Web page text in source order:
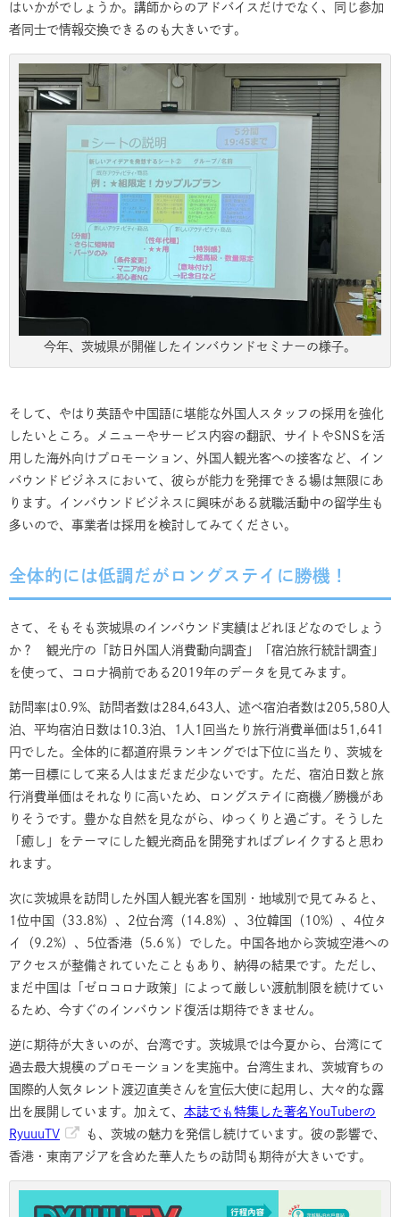
はいかがでしょうか。講師からのアドバイスだけでなく、同じ参加
者同士で情報交換できるのも大きいです。
今年、茨城県が開催したインバウンドセミナーの様子。
そして、やはり英語や中国語に堪能な外国人スタッフの採用を強化
したいところ。メニューやサービス内容の翻訳、サイトやSNSを活
用した海外向けプロモーション、外国人観光客への接客など、イン
バウンドビジネスにおいて、彼らが能力を発揮できる場は無限にあ
ります。インバウンドビジネスに興味がある就職活動中の留学生も
多いので、事業者は採用を検討してみてください。
全体的には低調だがロングステイに勝機！
さて、そもそも茨城県のインバウンド実績はどれほどなのでしょう
か？ 観光庁の「訪日外国人消費動向調査」「宿泊旅行統計調査」
を使って、コロナ禍前である2019年のデータを見てみます。
訪問率は0.9%、訪問者数は284,643人、述べ宿泊者数は205,580人
泊、平均宿泊日数は10.3泊、1人1回当たり旅行消費単価は51,641
円でした。全体的に都道府県ランキングでは下位に当たり、茨城を
第一目標にして来る人はまだまだ少ないです。ただ、宿泊日数と旅
行消費単価はそれなりに高いため、ロングステイに商機／勝機があ
りそうです。豊かな自然を見ながら、ゆっくりと過ごす。そうした
「癒し」をテーマにした観光商品を開発すればブレイクすると思わ
れます。
次に茨城県を訪問した外国人観光客を国別・地域別で見てみると、
1位中国（33.8%）、2位台湾（14.8%）、3位韓国（10%）、4位タ
イ（9.2%）、5位香港（5.6％）でした。中国各地から茨城空港への
アクセスが整備されていたこともあり、納得の結果です。ただし、
まだ中国は「ゼロコロナ政策」によって厳しい渡航制限を続けてい
るため、今すぐのインバウンド復活は期待できません。
逆に期待が大きいのが、台湾です。茨城県では今夏から、台湾にて
過去最大規模のプロモーションを実施中。台湾生まれ、茨城育ちの
国際的人気タレント渡辺直美さんを宣伝大使に起用し、大々的な露
出を展開しています。加えて、 本誌でも特集した著名YouTuberの
RyuuuTV
も、茨城の魅力を発信し続けています。彼の影響で、
香港・東南アジアを含めた華人たちの訪問も期待が大きいです。